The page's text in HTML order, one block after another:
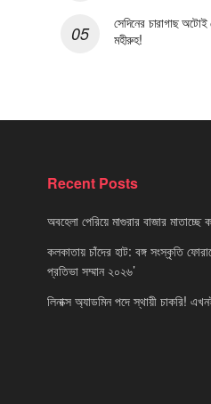
সেদিনের চারাগাছ
মহীরুহ!
Recent Posts
অবহেলা পেরিয়ে মাগুরার বাজার মাতাচ্ছে
কলকাতায় চাঁদের হাট: বঙ্গ সংস্কৃতি
প্রতিভা সম্মান ২০২৬’
লিনাক্স অ্যাডমিন পদে স্থায়ী চাকরি!